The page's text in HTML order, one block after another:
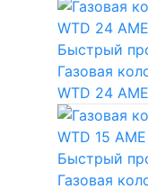
Быстрый
Газовая
WTD 24 AME
Быстрый
Газовая